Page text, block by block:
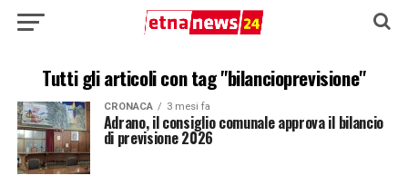
Tutti gli articoli con tag "bilancioprevisione"
CRONACA 3 mesi fa
Adrano, il consiglio comunale approva il bilancio
di previsione 2026